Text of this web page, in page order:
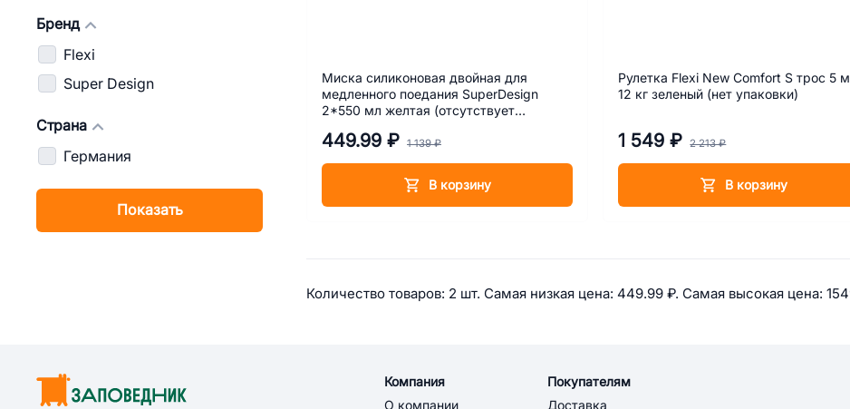
Бренд
Flexi
Super Design
Страна
Германия
Показать
Миска силиконовая двойная для
медленного поедания SuperDesign
2*550 мл желтая (отсутствует
449.99 ₽ 1 139 ₽
В корзину
Рулетка Flexi New Comfort S трос 5
12 кг зеленый (нет упаковки)
1 549 ₽ 2 213 ₽
В корзину
Сводная информация по категории:
Количество товаров: 2 шт. Самая низкая цена: 449.99 ₽. Самая высокая цена:
Компания
О компании
Покупателям
Доставка